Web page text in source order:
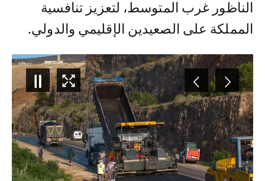
الناظور غرب المتوسط، لتعزيز تنافسية
المملكة على الصعيدين الإقليمي والدولي.